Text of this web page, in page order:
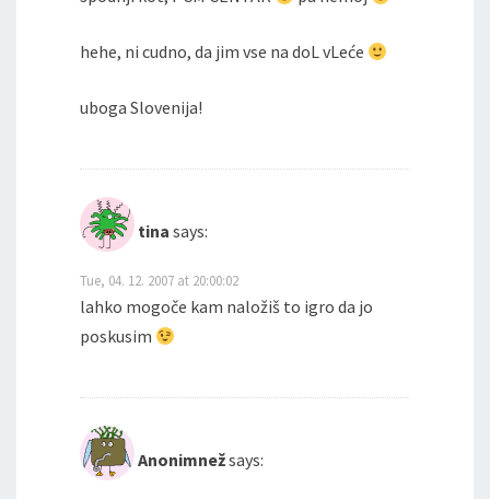
hehe, ni cudno, da jim vse na doL vLeće
uboga Slovenija!
tina says:
Tue, 04. 12. 2007 at 20:00:02
lahko mogoče kam naložiš to igro da jo
poskusim
Anonimnežsays: